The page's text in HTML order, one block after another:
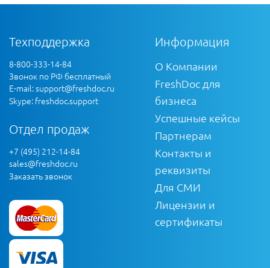
Техподдержка
8-800-333-14-84
Звонок по РФ бесплатный
E-mail:support@freshdoc.ru
Skype: freshdoc.support
Отдел продаж
+7 (495) 212-14-84
sales@freshdoc.ru
Заказать звонок
Информация
О Компании
FreshDoc для
бизнеса
Успешные кейсы
Партнерам
Контакты и
реквизиты
Для СМИ
Лицензии и
сертификаты